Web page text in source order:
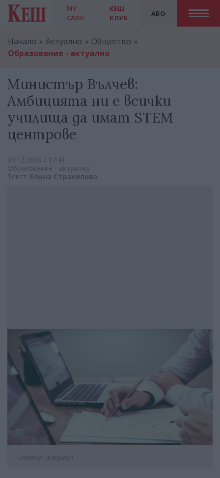
MY
CASH
АБО
КЕШ
КЛУБ
Начало Актуално
Общество
Образование - актуално
Министър Вълчев:
Амбицията ни е всички
училища да имат STEM
центрове
10.12.2020 / 17:41
Образование - актуално
Текст: Елена Страхилова
Снимка: unsplash